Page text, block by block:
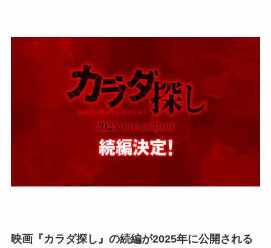
映画『カラダ探し』の続編が2025年に公開される